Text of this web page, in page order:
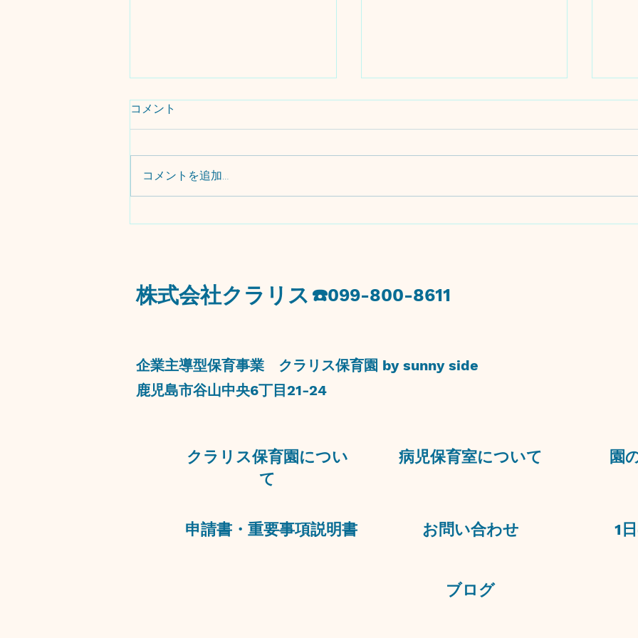
🌟今週の出来事🌟
コメント
コメントを追加…
​株式会社クラリス ​☎️099-800-8611
​企業主導型保育事業 クラリス保育園 by sunny side
​鹿児島市谷山中央6丁目21-24​
クラリス保育園につい
て
​病児保育室について
​申請書・重要事項説明書​ ​お問い合わせ
園
1
​ブログ